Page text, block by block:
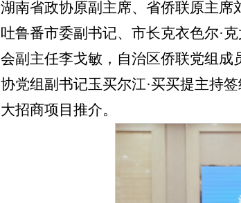
湖南省政协原副主席、省侨联原主席
吐鲁番市委副书记、市长克衣色尔·
会副主任李戈敏，自治区侨联党组
协党组副书记玉买尔江·买买提主持
大招商项目推介。